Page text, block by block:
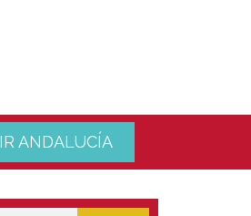
ANDALUCÍA